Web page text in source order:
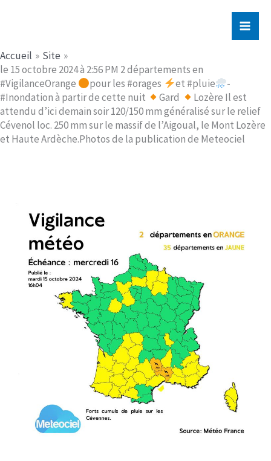
Accueil
Site
le 15 octobre 2024 à 2:56 PM 2 départements en
#VigilanceOrange
pour les #orages et #pluie
-
#Inondation à partir de cette nuit
Gard
Lozère Il est
attendu d’ici demain soir 120/150 mm généralisé sur le relief
Cévenol loc. 250 mm sur le massif de l’Aigoual, le Mont Lozère
et Haute Ardèche.Photos de la publication de Meteociel